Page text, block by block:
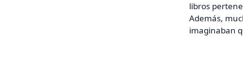
libros
Además,
imaginaban